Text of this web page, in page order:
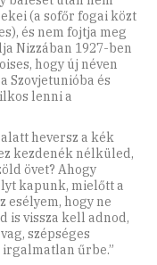
(a sofőr fogai közt
és nem fojtja meg
Nizzában 1927-ben
hogy új néven
Szovjetunióba és
lenni a
heversz a kék
kezdenék nélküled,
övet? Ahogy
kapunk, mielőtt a
esélyem, hogy ne
is vissza kell adnod,
szépséges
irgalmatlan űrbe.”